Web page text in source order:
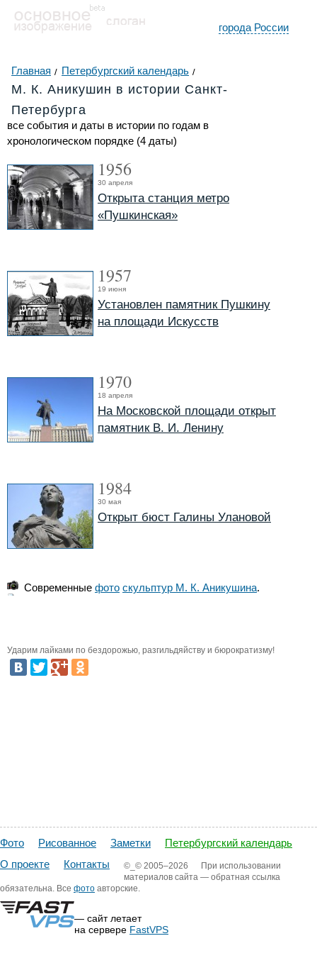
города России
Главная Петербургский календарь
М. К. Аникушин в истории Санкт-
Петербурга
все события и даты в истории по годам в
хронологическом порядке (4 даты)
1956
30 апреля
Открыта станция метро
«Пушкинская»
1957
19 июня
Установлен памятник Пушкину
на площади Искусств
1970
18 апреля
На Московской площади открыт
памятник В. И. Ленину
1984
30 мая
Открыт бюст Галины Улановой
Современные фото скульптур М. К. Аникушина.
Ударим лайками по бездорожью, разгильдяйству и бюрократизму!
Фото Рисованное Заметки
Петербургский календарь
О проекте
Контакты ©_© 2005–2026
При использовании
материалов сайта — обратная ссылка
обязательна. Все фото авторские.
— сайт летает
на сервере FastVPS